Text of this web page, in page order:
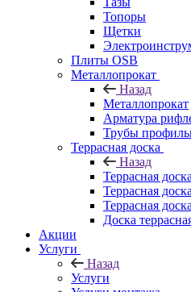
Топоры
Щетки
Плиты OSB
Металлопрокат
Назад
Металлопрокат
Арматура
Трубы
Террасная доска
Назад
Террасная доска
Террасная
Террасная
Доска
Акции
Услуги
Назад
Услуги